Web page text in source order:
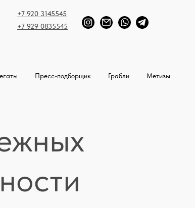
+7 920 3145545
+7 929 0835545
Пресс-подборщик Грабли Метизы